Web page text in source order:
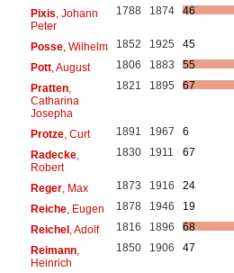
Pixis , Johann
Peter
1788 1874 46
Posse, Wilhelm 1852 1925
45
Pott, August 1806 1883
55
Pratten,
Catharina
Josepha
1821 1895 67
Protze, Curt 1891 1967
6
Radecke,
Robert
1830 1911 67
Reger, Max 1873 1916
24
Reiche, Eugen 1878 1946
19
Reichel, Adolf 1816 1896
68
Reimann,
Heinrich
1850 1906 47